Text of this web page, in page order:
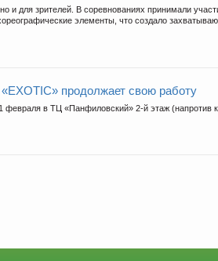
и для зрителей. В соревнованиях принимали
элементы, что создало
продолжает свою работу
февраля в ТЦ «Панфиловский» 2-й этаж (напротив